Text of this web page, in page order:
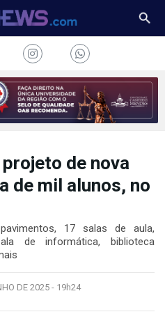
de nova
de mil alunos, no
17 salas de aula,
de informática, biblioteca
DE 2025 - 19h24